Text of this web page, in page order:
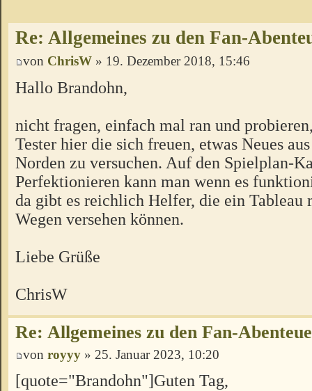
Re: Allgemeines zu den Fan-
von ChrisW » 19. Dezember 2018, 15:46
Hallo Brandohn,
nicht fragen, einfach mal ran und
Tester hier die sich freuen, etwas Neues
Norden zu versuchen. Auf den Spielplan-
Perfektionieren kann man wenn es
da gibt es reichlich Helfer, die ein Tableau
Wegen versehen können.
Liebe Grüße
ChrisW
Re: Allgemeines zu den Fan-
von royyy » 25. Januar 2023, 10:20
[quote="Brandohn"]Guten Tag,